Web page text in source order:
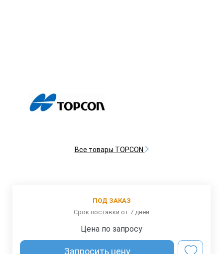
Все товары TOPCON
ПОД ЗАКАЗ
Срок поставки от 7 дней
Цена по запросу
Запросить цену